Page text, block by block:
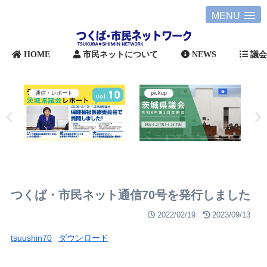
MENU
HOME 市民ネットについて NEWS 議会
通信・レポート pickup
つくば・市民ネット通信70号を発行しました
2022/02/19 2023/09/13
tsuushin70 ダウンロード